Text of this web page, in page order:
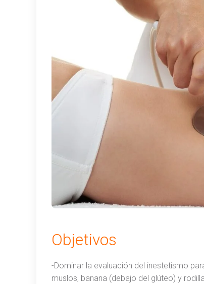
Objetivos
-Dominar la evaluación del inestetismo
muslos, banana (debajo del glúteo) y